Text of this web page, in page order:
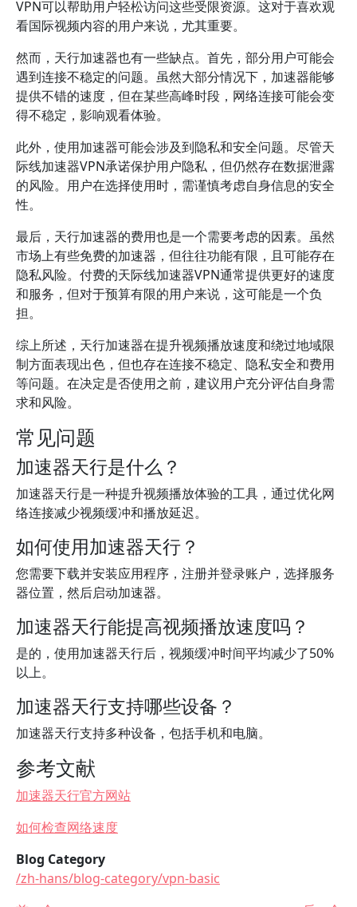
VPN可以帮助用户轻松访问这些受限资源。这对于喜欢观
看国际视频内容的用户来说，尤其重要。
然而，天行加速器也有一些缺点。首先，部分用户可能会
遇到连接不稳定的问题。虽然大部分情况下，加速器能够
提供不错的速度，但在某些高峰时段，网络连接可能会变
得不稳定，影响观看体验。
此外，使用加速器可能会涉及到隐私和安全问题。尽管天
际线加速器VPN承诺保护用户隐私，但仍然存在数据泄露
的风险。用户在选择使用时，需谨慎考虑自身信息的安全
性。
最后，天行加速器的费用也是一个需要考虑的因素。虽然
市场上有些免费的加速器，但往往功能有限，且可能存在
隐私风险。付费的天际线加速器VPN通常提供更好的速度
和服务，但对于预算有限的用户来说，这可能是一个负
担。
综上所述，天行加速器在提升视频播放速度和绕过地域限
制方面表现出色，但也存在连接不稳定、隐私安全和费用
等问题。在决定是否使用之前，建议用户充分评估自身需
求和风险。
常见问题
加速器天行是什么？
加速器天行是一种提升视频播放体验的工具，通过优化网
络连接减少视频缓冲和播放延迟。
如何使用加速器天行？
您需要下载并安装应用程序，注册并登录账户，选择服务
器位置，然后启动加速器。
加速器天行能提高视频播放速度吗？
是的，使用加速器天行后，视频缓冲时间平均减少了50%
以上。
加速器天行支持哪些设备？
加速器天行支持多种设备，包括手机和电脑。
参考文献
加速器天行官方网站
如何检查网络速度
Blog Category
/zh-hans/blog-category/vpn-basic